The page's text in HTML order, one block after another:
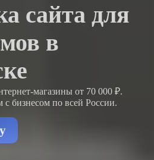
сайта для
в
магазины от 70 000 ₽.
с бизнесом по всей России.